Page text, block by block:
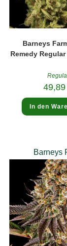
Barneys
Remedy Regular
In den
Barneys